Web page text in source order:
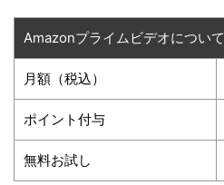
Amazonプライムビデオについて
月額（税込）
ポイント付与
無料お試し